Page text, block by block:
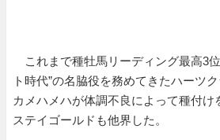
これまで種牡馬リーディング最高3
ト時代”の名脇役を務めてきたハーツ
カメハメハが体調不良によって種付け
ステイゴールドも他界した。